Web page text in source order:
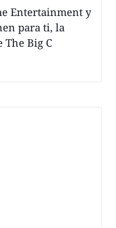
Entertainment y
para ti, la
The Big C